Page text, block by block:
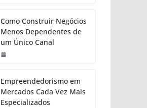
Como Construir Negócios
Menos Dependentes de
um Único Canal
Empreendedorismo em
Mercados Cada Vez Mais
Especializados